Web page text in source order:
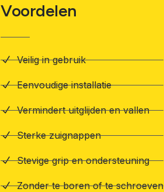
Voordelen
Veilig in gebruik
Eenvoudige installatie
Vermindert uitglijden en vallen
Sterke zuignappen
Stevige grip en ondersteuning
Zonder te boren of te schroeven